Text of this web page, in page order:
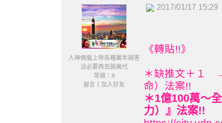
人神佛魔上帝各種萬年禍害
沒必要再丟臉萬代
等級：8
留言
加入好友
2017/01/17 15:29
《轉貼!!》
＊缺推文＋１
命）法案!!
＊1億100萬～
力）』法案!!